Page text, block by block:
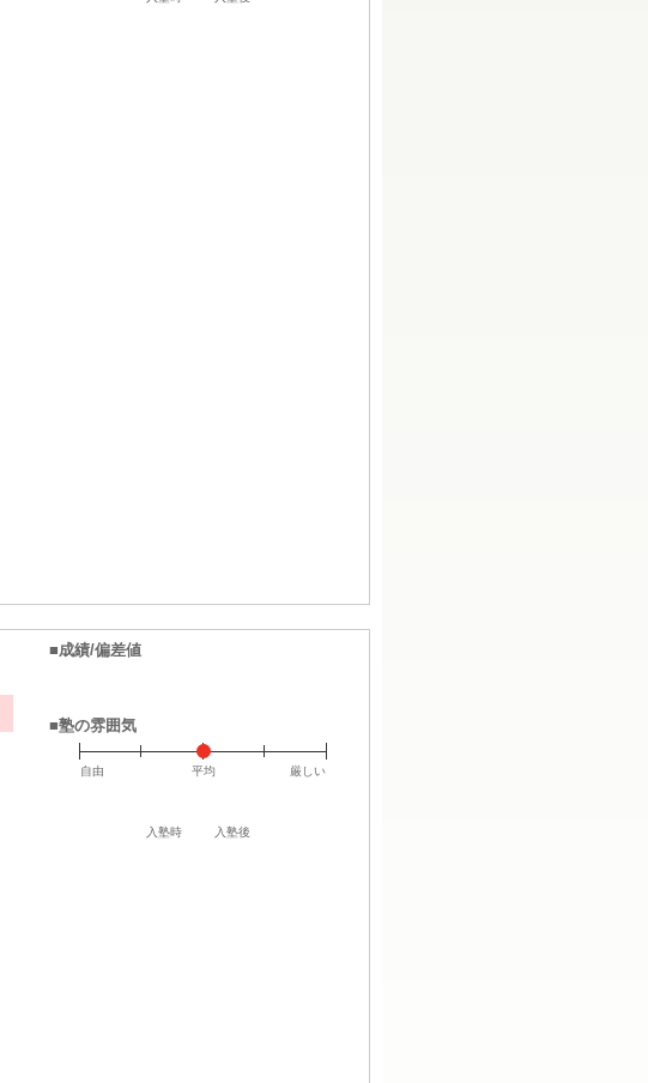
■成績/偏差値
入塾時 入塾後
■塾の雰囲気
自由 平均 厳しい